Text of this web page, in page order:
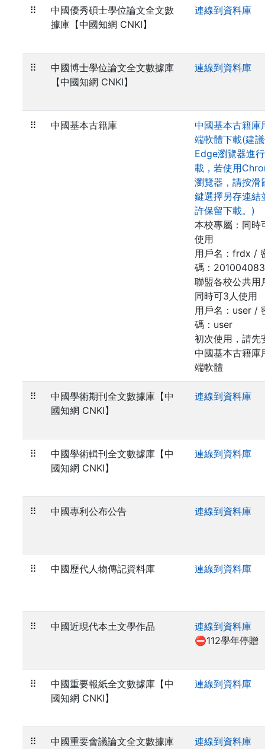
⠿
中國優秀碩士學位論文全文數
據庫【中國知網 CNKI】
連線到資料庫
⠿
中國博士學位論文全文數據庫
【中國知網 CNKI】
連線到資料庫
⠿ 中國基本古籍庫
中國基本古籍庫
端軟體下載(建
Edge瀏覽器進
載，若使用
瀏覽器，請按滑
鍵選擇另存連結
許保留下載。)
本校專屬：同時
使用
用戶名：frdx /
碼：201004083
聯盟各校公共用
同時可3人使用
用戶名：user /
碼：user
初次使用，請先
中國基本古籍庫
端軟體
⠿
中國學術期刊全文數據庫【中
國知網 CNKI】
連線到資料庫
⠿
中國學術輯刊全文數據庫【中
國知網 CNKI】
連線到資料庫
⠿ 中國專利公布公告 連線到資料庫
⠿ 中國歷代人物傳記資料庫 連線到資料庫
⠿ 中國近現代本土文學作品
連線到資料庫
⛔112學年停贈
⠿
中國重要報紙全文數據庫【中
國知網 CNKI】
連線到資料庫
⠿
中國重要會議論文全文數據庫
連線到資料庫